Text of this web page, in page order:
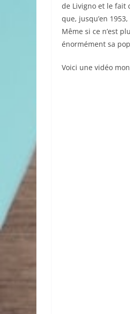
de Livigno et le fait
que, jusqu’en
Même si ce n’est
énormément sa
Voici une vidéo